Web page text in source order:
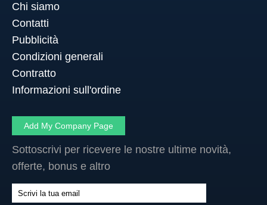
Chi siamo
Contatti
Pubblicità
Condizioni generali
Contratto
Informazioni sull'ordine
Add My Company Page
Sottoscrivi per ricevere le nostre ultime novità,
offerte, bonus e altro